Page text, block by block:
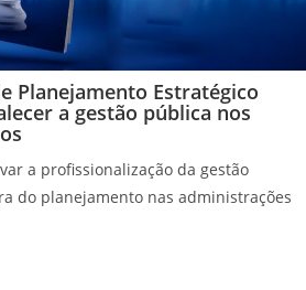
Planejamento Estratégico
a gestão pública nos
a profissionalização da gestão
do planejamento nas administrações